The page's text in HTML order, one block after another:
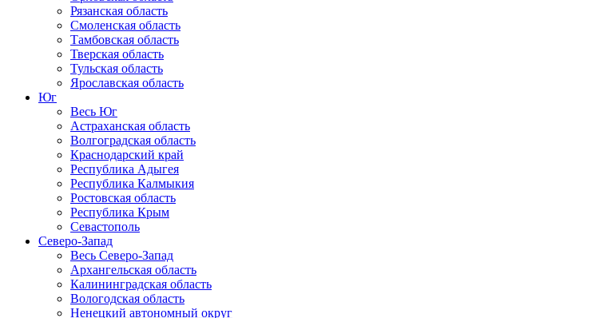
Рязанская область
Смоленская область
Тамбовская область
Тверская область
Тульская область
Ярославская область
Юг
Весь Юг
Астраханская область
Волгоградская область
Краснодарский край
Республика Адыгея
Республика Калмыкия
Ростовская область
Республика Крым
Севастополь
Северо-Запад
Весь Северо-Запад
Архангельская область
Калининградская область
Вологодская область
Ненецкий автономный округ